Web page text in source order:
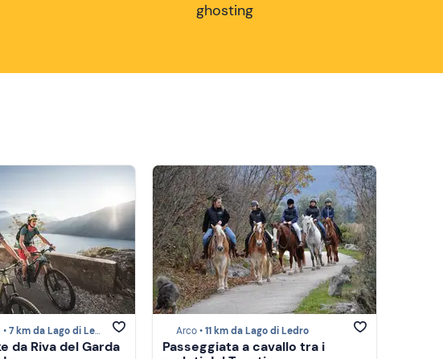
ghosting
7 km da Lago di Ledro
da Riva del Garda
Arco •11 km da Lago di Ledro
Passeggiata a cavallo tra i